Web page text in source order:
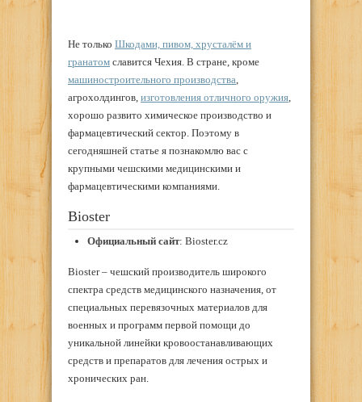
Не только Шкодами, пивом, хрусталём и
гранатом славится Чехия. В стране, кроме
машиностроительного производства
агрохолдингов, изготовления отличного оружия
хорошо развито химическое производство и
фармацевтический сектор. Поэтому в
сегодняшней статье я познакомлю вас с
крупными чешскими медицинскими и
фармацевтическими компаниями.
Bioster
Официальный сайт: Bioster.cz
Bioster – чешский производитель широкого
спектра средств медицинского назначения, от
специальных перевязочных материалов для
военных и программ первой помощи до
уникальной линейки кровоостанавливающих
средств и препаратов для лечения острых и
хронических ран.